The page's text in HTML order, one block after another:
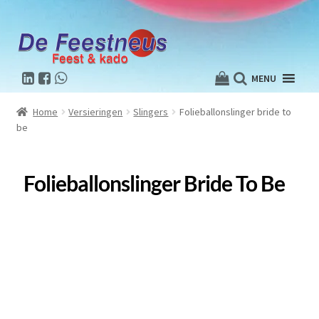
MENU
Home Versieringen Slingers
Folieballonslinger bride to
be
Folieballonslinger Bride To Be